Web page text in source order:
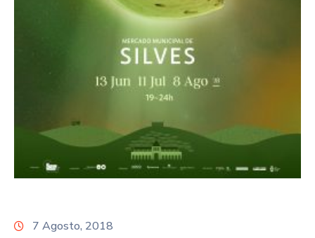
7 Agosto, 2018